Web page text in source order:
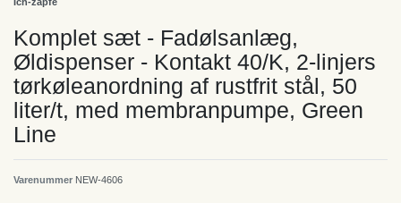
Komplet sæt - Fadølsanlæg,
Øldispenser - Kontakt 40/K, 2-linjers
tørkøleanordning af rustfrit stål, 50
liter/t, med membranpumpe, Green
Line
Varenummer NEW-4606